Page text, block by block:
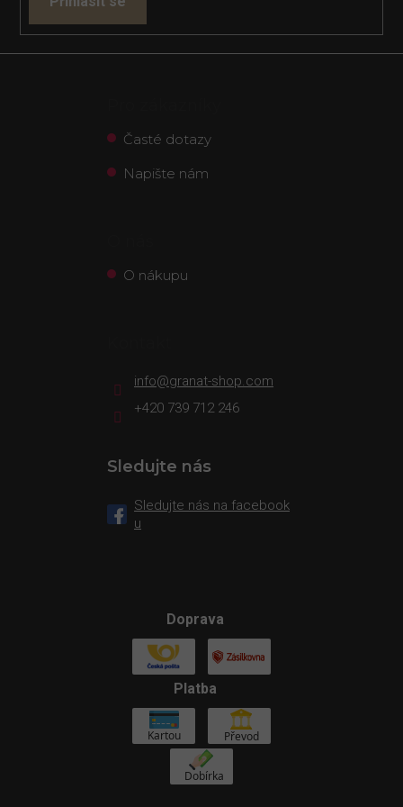
Časté dotazy
Napište nám
O nákupu
info@granat-shop.com
+420 739 712 246
Sledujte nás
Sledujte nás na facebook
u
Doprava
Platba